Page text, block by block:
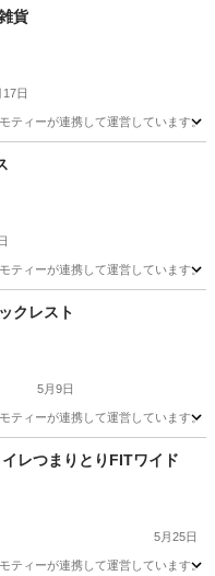
貨
17日
ティーが連携して運営していま
ティーが連携して運営していま
クレスト
5月9日
ティーが連携して運営していま
レつまりとりFITワイド
5月25日
ティーが連携して運営しています